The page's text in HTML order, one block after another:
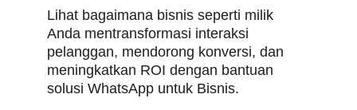
Lihat bagaimana bisnis seperti milik
Anda mentransformasi interaksi
pelanggan, mendorong konversi, dan
meningkatkan ROI dengan bantuan
solusi WhatsApp untuk Bisnis.